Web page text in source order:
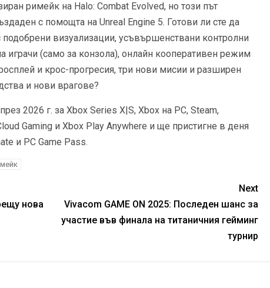
римейк на Halo: Combat Evolved, но този път
с помощта на Unreal Engine 5. Готови ли сте да
подобрени визуализации, усъвършенствани контролни
играчи (само за конзола), онлайн кооперативен режим
и крос-прогресия, три нови мисии и разширен
и нови врагове?
2026 г. за Xbox Series X|S, Xbox на PC, Steam,
Gaming и Xbox Play Anywhere и ще пристигне в деня
и PC Game Pass.
нова
Next
Vivacom GAME ON 2025: Последен шанс за
участие във финала на титаничния гейминг
турнир